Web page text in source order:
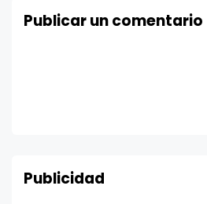
Publicar un comentario
Publicidad